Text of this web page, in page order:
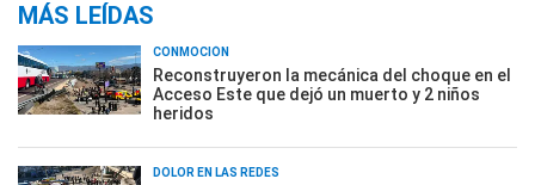
MÁS LEÍDAS
CONMOCIÓN
Reconstruyeron la mecánica del choque en el
Acceso Este que dejó un muerto y 2 niños
heridos
DOLOR EN LAS REDES